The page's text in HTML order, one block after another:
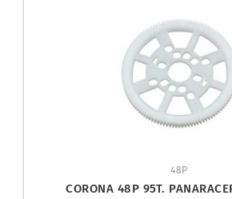
48P
CORONA 48P 95T.